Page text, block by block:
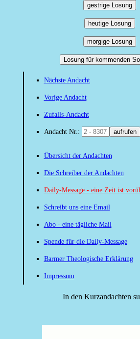
gestrige Losung
heutige Losung
morgige Losung
Losung für kommenden
Nächste Andacht
Vorige Andacht
Zufalls-Andacht
Andacht Nr.: aufrufen
Übersicht der Andachten
Die Schreiber der Andachten
Daily-Message - eine Zeit ist
Schreibt uns eine Email
Abo - eine tägliche Mail
Spende für die Daily-Message
Barmer Theologische Erklärung
Impressum
In den Kurzandachten